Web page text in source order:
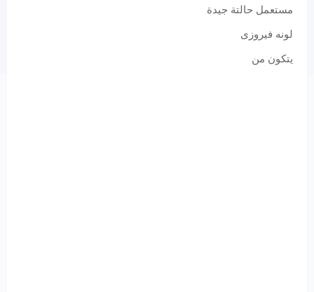
مستعمل حالتة جيدة
لونه فيروزى
يتكون من